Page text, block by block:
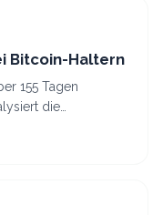
Bitcoin-Haltern
155 Tagen
die
und einem